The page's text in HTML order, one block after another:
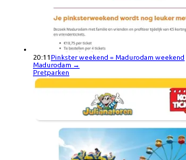
20:11 Pinkster weekend = Madurodam weekend
Madurodam →
Pretparken